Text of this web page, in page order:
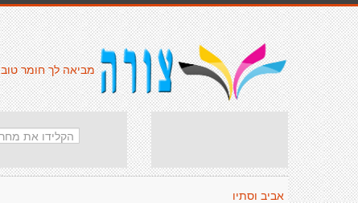
מביאה לך חומר
אביב וסתיו